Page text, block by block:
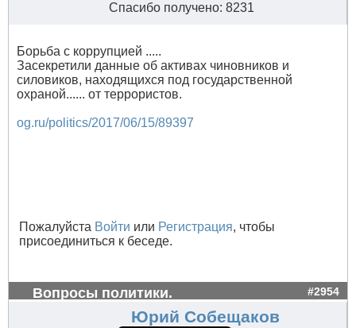
Спасибо получено: 8231
Борьба с коррупцией .....
Засекретили данные об активах чиновников и
силовиков, находящихся под государственной
охраной...... от террористов.
og.ru/politics/2017/06/15/89397
Пожалуйста Войти или Регистрация, чтобы
присоединиться к беседе.
Вопросы политики. #2954
Юрий Собещаков